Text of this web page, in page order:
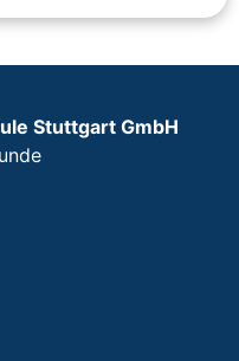
Stuttgart GmbH